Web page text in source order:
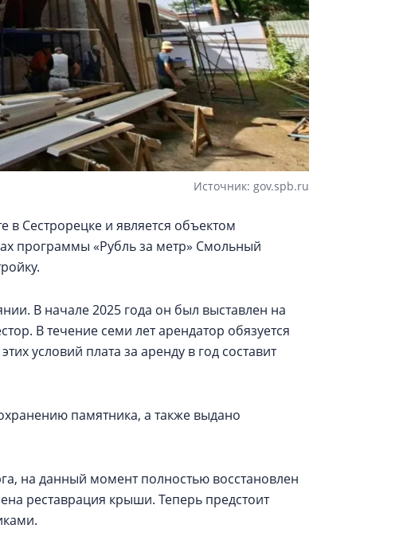
Источник: gov.spb.ru
в Сестрорецке и является объектом
программы «Рубль за метр» Смольный
В начале 2025 года он был выставлен на
В течение семи лет арендатор обязуется
условий плата за аренду в год составит
памятника, а также выдано
на данный момент полностью восстановлен
реставрация крыши. Теперь предстоит